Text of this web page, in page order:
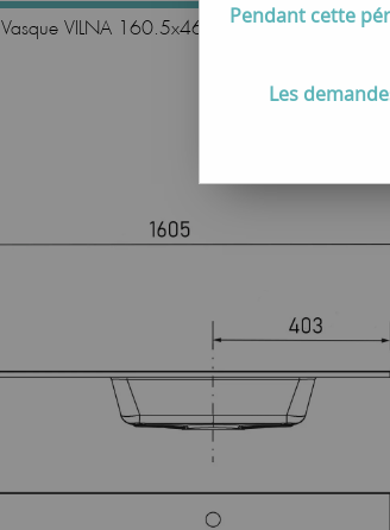
Vasque VILNA 160.5x46cm percée 1 trou
Pendant cette
Les